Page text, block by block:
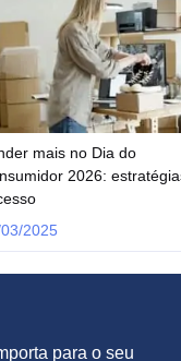
mais no Dia do
2026:
2025
para o seu